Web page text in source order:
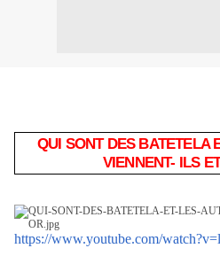
QUI SONT DES BATETELA
VIENNENT- ILS
https://www.youtube.com/